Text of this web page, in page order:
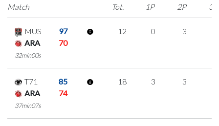
Match
Tot.
1P 2P 3P
MUS
97
ARA
70
32min00s
12 0 3
T71
85
ARA
74
37min07s
18 3 3